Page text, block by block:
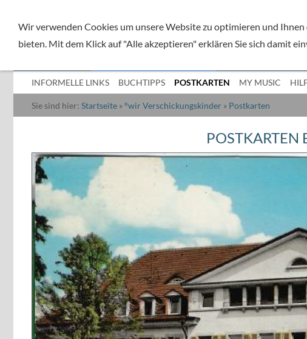
INFORMELLE LINKS BUCHTIPPS POSTKARTEN MY MUSIC
Sie sind hier: Startseite »°wir Verschickungskinder » Postkarten
POSTKARTEN
Wir verwenden Cookies um unsere Website zu optimieren und
bieten. Mit dem Klick auf "Alle akzeptieren" erklären Sie sich damit